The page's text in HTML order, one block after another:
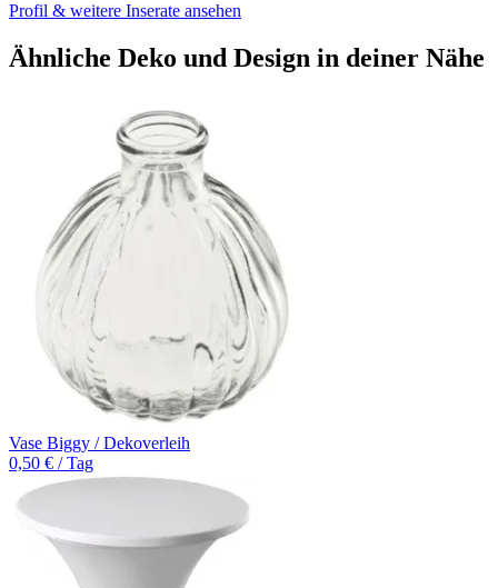
Profil & weitere Inserate ansehen
Ähnliche Deko und Design in deiner Nähe
Vase Biggy / Dekoverleih
0,50 € / Tag